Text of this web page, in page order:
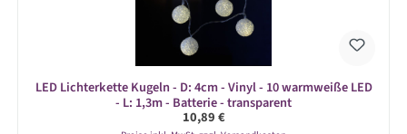
LED Lichterkette Kugeln - D: 4cm - Vinyl - 10 warmweiße LED
- L: 1,3m - Batterie - transparent
Regulärer Preis:
10,89 €